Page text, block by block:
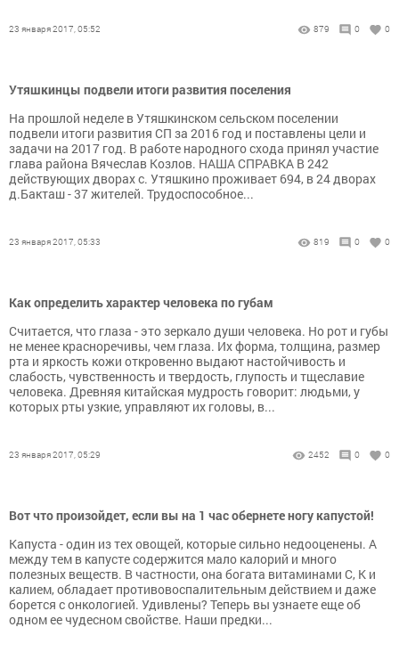
23 января 2017, 05:52 879 0 0
Утяшкинцы подвели итоги развития поселения
На прошлой неделе в Утяшкинском сельском поселении
подвели итоги развития СП за 2016 год и поставлены цели и
задачи на 2017 год. В работе народного схода принял участие
глава района Вячеслав Козлов. НАША СПРАВКА В 242
действующих дворах с. Утяшкино проживает 694, в 24 дворах
д.Бакташ - 37 жителей. Трудоспособное...
23 января 2017, 05:33 819 0 0
Как определить характер человека по губам
Считается, что глаза - это зеркало души человека. Но рот и губы
не менее красноречивы, чем глаза. Их форма, толщина, размер
рта и яркость кожи откровенно выдают настойчивость и
слабость, чувственность и твердость, глупость и тщеславие
человека. Древняя китайская мудрость говорит: людьми, у
которых рты узкие, управляют их головы, в...
23 января 2017, 05:29 2452 0 0
Вот что произойдет, если вы на 1 час обернете ногу капустой!
Капуста - один из тех овощей, которые сильно недооценены. А
между тем в капусте содержится мало калорий и много
полезных веществ. В частности, она богата витаминами С, К и
калием, обладает противовоспалительным действием и даже
борется с онкологией. Удивлены? Теперь вы узнаете еще об
одном ее чудесном свойстве. Наши предки...